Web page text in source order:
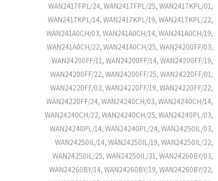
WAN2417FPL/24, WAN2417FPL/25, WAN2417KPL/01,
WAN2417KPL/14, WAN2417KPL/19, WAN2417KPL/22,
WAN241A0CH/03, WAN241A0CH/14, WAN241A0CH/19,
WAN241A0CH/22, WAN241A0CH/25, WAN24200FF/03,
WAN24200FF/11, WAN24200FF/14, WAN24200FF/19,
WAN24200FF/22, WAN24200FF/25, WAN24220FF/01,
WAN24220FF/03, WAN24220FF/19, WAN24220FF/22,
WAN24220FF/24, WAN24240CH/03, WAN24240CH/14,
WAN24240CH/22, WAN24240CH/25, WAN24240PL/03,
WAN24240PL/14, WAN24240PL/24, WAN24250IL/03,
WAN24250IL/14, WAN24250IL/19, WAN24250IL/22,
WAN24250IL/25, WAN24250IL/31, WAN24260BY/03,
WAN24260BY/14, WAN24260BY/19, WAN24260BY/22,